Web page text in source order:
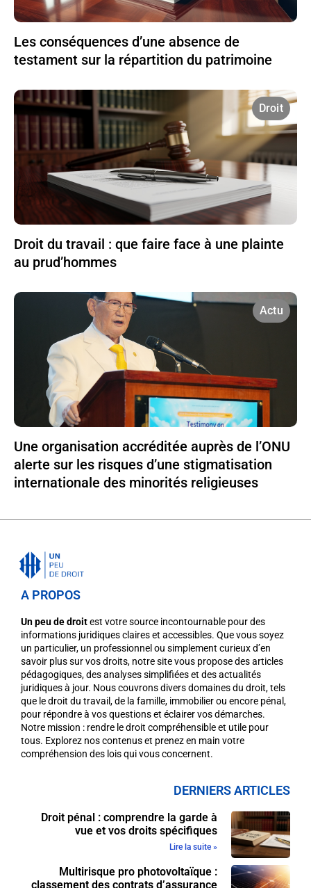
Les conséquences d’une absence de
testament sur la répartition du patrimoine
Droit
Droit du travail : que faire face à une plainte
au prud’hommes
Actu
Une organisation accréditée auprès de l’ONU
alerte sur les risques d’une stigmatisation
internationale des minorités religieuses
A PROPOS
Un peu de droitest votre source incontournable pour des
informations juridiques claires et accessibles. Que vous soyez
un particulier, un professionnel ou simplement curieux d’en
savoir plus sur vos droits, notre site vous propose des articles
pédagogiques, des analyses simplifiées et des actualités
juridiques à jour. Nous couvrons divers domaines du droit, tels
que le droit du travail, de la famille, immobilier ou encore pénal,
pour répondre à vos questions et éclairer vos démarches.
Notre mission : rendre le droit compréhensible et utile pour
tous. Explorez nos contenus et prenez en main votre
compréhension des lois qui vous concernent.
DERNIERS ARTICLES
Droit pénal : comprendre la garde à
vue et vos droits spécifiques
Lire la suite »
Multirisque pro photovoltaïque :
classement des contrats d’assurance